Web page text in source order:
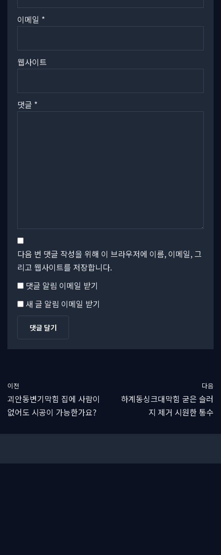
이메일 *
웹사이트
댓글 *
다음 번 댓글 작성을 위해 이 브라우저에 이름, 이메일, 그
리고 웹사이트를 저장합니다.
댓글 알림 이메일 받기
새 글 알림 이메일 받기
이전
괴안동변기막힘 집에 사람이
없어도 시공이 가능한가요?
다음
하계동싱크대막힘 굳은 슬러
지 제거 시원한 통수